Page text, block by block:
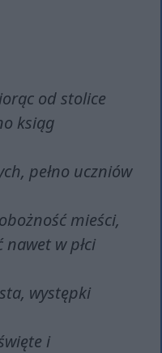
od stolice
ksiąg
pełno uczniów
mieści,
nawet w płci
występki
i